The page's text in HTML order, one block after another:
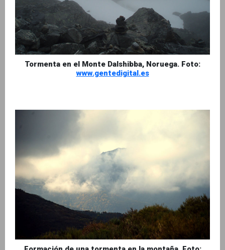
Tormenta en el Monte Dalshibba, Noruega. Foto:
www.gentedigital.es